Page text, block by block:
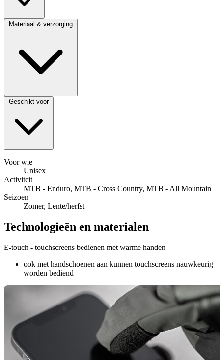
Materiaal & verzorging
Geschikt voor
Voor wie
Unisex
Activiteit
MTB - Enduro, MTB - Cross Country, MTB - All Mountain
Seizoen
Zomer, Lente/herfst
Technologieën en materialen
E-touch - touchscreens bedienen met warme handen
ook met handschoenen aan kunnen touchscreens nauwkeurig
worden bediend